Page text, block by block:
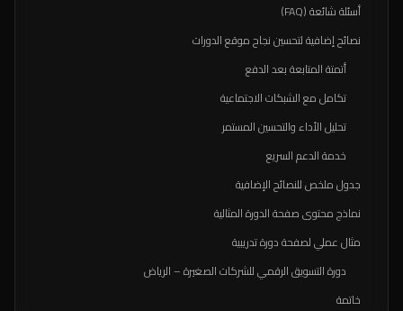
أسئلة شائعة (FAQ)
نصائح إضافية لتحسين نجاح موقع الدورات
أتمتة المتابعة بعد الدفع
تكامل مع الشبكات الاجتماعية
تحليل الأداء والتحسين المستمر
خدمة الدعم السريع
جدول ملخص للنصائح الإضافية
نماذج محتوى صفحة الدورة المثالية
مثال عملي لصفحة دورة تدريبية
دورة التسويق الرقمي للشركات الصغيرة – الرياض
خاتمة